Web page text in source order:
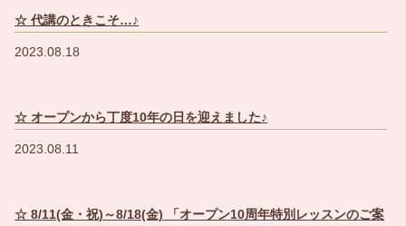
☆ 代講のときこそ…♪
2023.08.18
☆ オープンから丁度10年の日を迎えました♪
2023.08.11
☆ 8/11(金・祝)～8/18(金) 「オープン10周年特別レッスンのご案